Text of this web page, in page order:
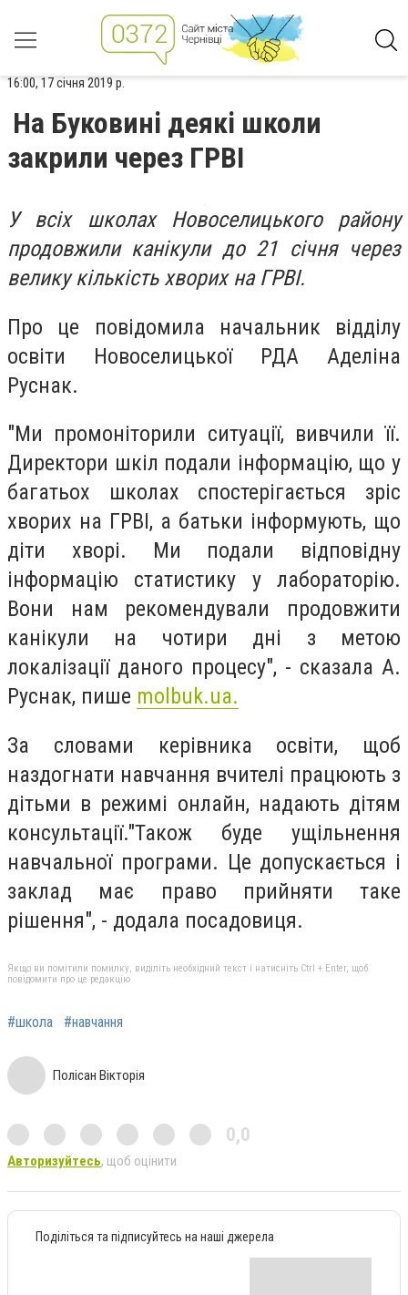
16:00, 17 січня 2019 р.
На Буковині деякі школи
закрили через ГРВІ
У всіх школах Новоселицького району
продовжили канікули до 21 січня через
велику кількість хворих на ГРВІ.
Про це повідомила начальник відділу
освіти Новоселицької РДА Аделіна
Руснак.
"Ми промоніторили ситуації, вивчили її.
Директори шкіл подали інформацію, що у
багатьох школах спостерігається зріс
хворих на ГРВІ, а батьки інформують, що
діти хворі. Ми подали відповідну
інформацію статистику у лабораторію.
Вони нам рекомендували продовжити
канікули на чотири дні з метою
локалізації даного процесу", - сказала А.
Руснак, пише molbuk.ua.
За словами керівника освіти, щоб
наздогнати навчання вчителі працюють з
дітьми в режимі онлайн, надають дітям
консультації."Також буде ущільнення
навчальної програми. Це допускається і
заклад має право прийняти таке
рішення", - додала посадовиця.
Якщо ви помітили помилку, виділіть необхідний текст і натисніть Ctrl + Enter, щоб
повідомити про це редакцію
#школа #навчання
Полісан Вікторія
0,0
Авторизуйтесь, щоб оцінити
Поділіться та підписуйтесь на наші джерела